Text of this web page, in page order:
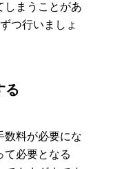
しまうことがあ
つ行いましょ
る
数料が必要にな
て必要となる